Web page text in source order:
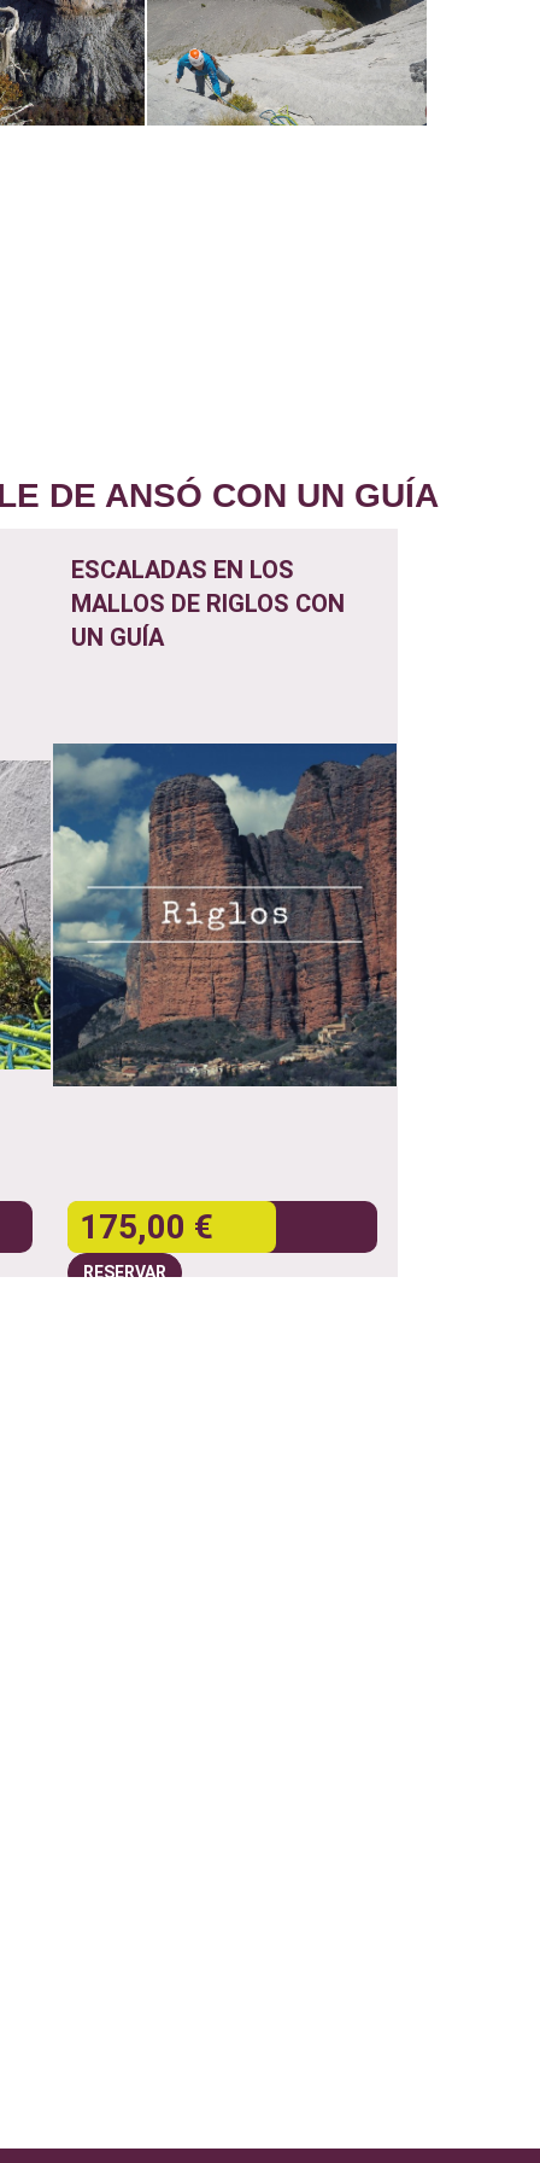
DE ANSÓ CON UN GUÍA
ESCALADAS EN LOS
MALLOS DE RIGLOS CON
UN GUÍA
175,00 €
RESERVAR